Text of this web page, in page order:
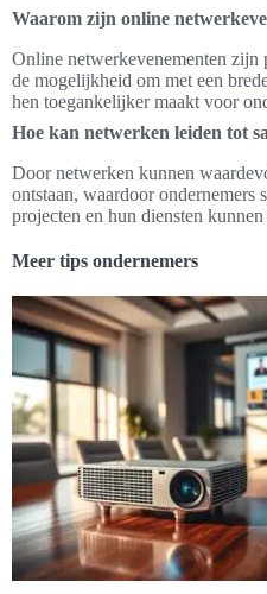
Waarom zijn online
Online netwerkevenementen
de mogelijkheid om met een
hen toegankelijker maakt voor
Hoe kan netwerken leiden tot
Door netwerken kunnen
ontstaan, waardoor ondernemers
projecten en hun diensten
Meer tips ondernemers